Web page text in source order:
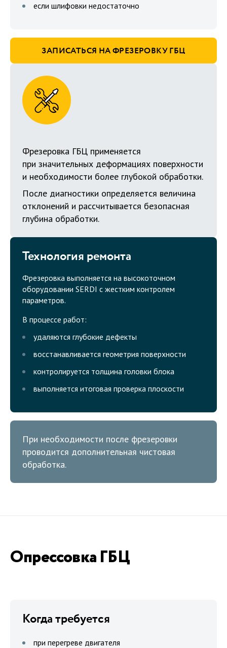
если шлифовки недостаточно
ЗАПИСАТЬСЯ НА ФРЕЗЕРОВКУ ГБЦ
Фрезеровка ГБЦ применяется
при значительных деформациях поверхности
и необходимости более глубокой обработки.
После диагностики определяется величина
отклонений и рассчитывается безопасная
глубина обработки.
Технология ремонта
Фрезеровка выполняется на высокоточном
оборудовании SERDI с жестким контролем
параметров.
В процессе работ:
удаляются глубокие дефекты
восстанавливается геометрия поверхности
контролируется толщина головки блока
выполняется итоговая проверка плоскости
При необходимости после фрезеровки
проводится дополнительная чистовая
обработка.
Опрессовка ГБЦ
Когда требуется
при перегреве двигателя